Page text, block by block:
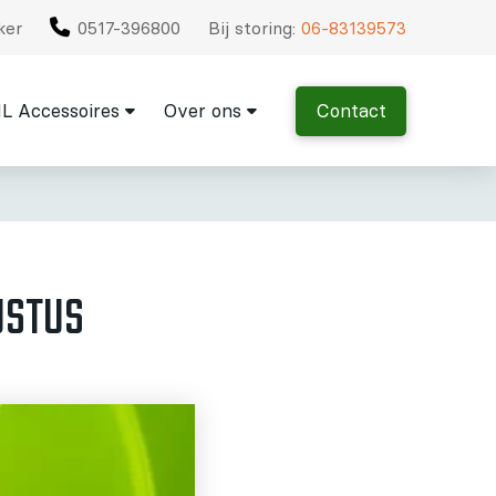
0517-396800 Bij storing:06-83139573
Accessoires Over ons Contact